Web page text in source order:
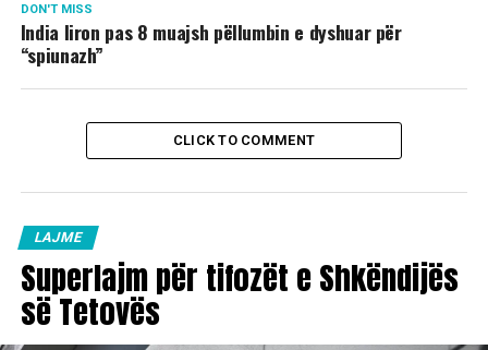
DON'T MISS
India liron pas 8 muajsh pëllumbin e dyshuar për
“spiunazh”
CLICK TO COMMENT
LAJME
Superlajm për tifozët e Shkëndijës
së Tetovës